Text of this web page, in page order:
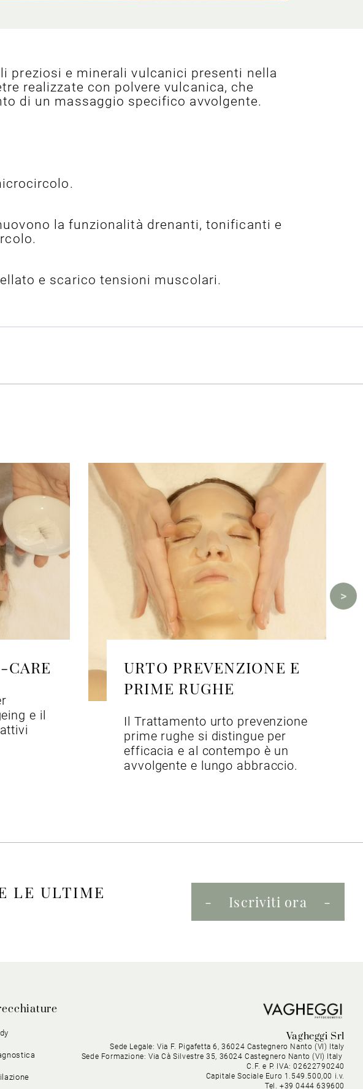
preziosi e minerali vulcanici presenti nella
realizzate con polvere vulcanica, che
di un massaggio specifico avvolgente.
la funzionalità drenanti, tonificanti e
e scarico tensioni muscolari.
CARE
e il
URTO PREVENZIONE E
PRIME RUGHE
Il Trattamento urto prevenzione
prime rughe si distingue per
efficacia e al contempo è un
avvolgente e lungo abbraccio.
LE ULTIME
Iscriviti ora
Vagheggi Srl
Sede Legale: Via F. Pigafetta 6, 36024 Castegnero Nanto (VI) Italy
Sede Formazione: Via Cà Silvestre 35, 36024 Castegnero Nanto (VI) Italy
C.F. e P. IVA: 02622790240
Capitale Sociale Euro 1.549.500,00 i.v.
Tel. +39 0444 639600